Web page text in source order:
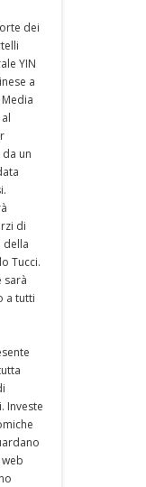
dei
YIN
a
un
di
della
Tucci.
sarà
a tutti
Investe